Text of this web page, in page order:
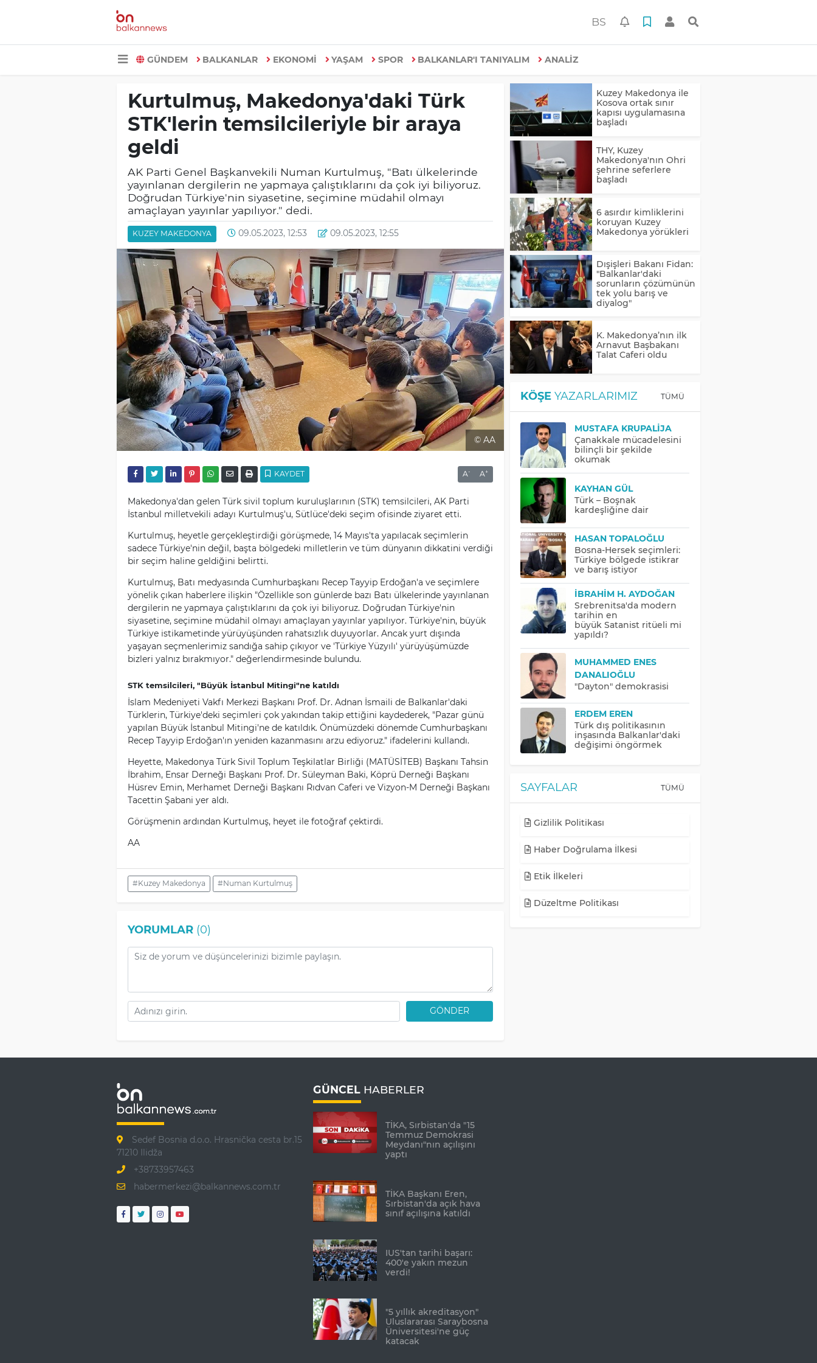
BS
GÜNDEM BALKANLAR EKONOMİ YAŞAM SPOR BALKANLAR'I TANIYALIM ANALİZ
Kurtulmuş, Makedonya'daki Türk
STK'lerin temsilcileriyle bir araya
geldi
AK Parti Genel Başkanvekili Numan Kurtulmuş, "Batı ülkelerinde
yayınlanan dergilerin ne yapmaya çalıştıklarını da çok iyi biliyoruz.
Doğrudan Türkiye'nin siyasetine, seçimine müdahil olmayı
amaçlayan yayınlar yapılıyor." dedi.
KUZEY MAKEDONYA 09.05.2023, 12:53 09.05.2023, 12:55
© AA
KAYDET A- A+
Makedonya'dan gelen Türk sivil toplum kuruluşlarının (STK) temsilcileri, AK Parti
İstanbul milletvekili adayı Kurtulmuş'u, Sütlüce'deki seçim ofisinde ziyaret etti.
Kurtulmuş, heyetle gerçekleştirdiği görüşmede, 14 Mayıs'ta yapılacak seçimlerin
sadece Türkiye'nin değil, başta bölgedeki milletlerin ve tüm dünyanın dikkatini verdiği
bir seçim haline geldiğini belirtti.
Kurtulmuş, Batı medyasında Cumhurbaşkanı Recep Tayyip Erdoğan'a ve seçimlere
yönelik çıkan haberlere ilişkin "Özellikle son günlerde bazı Batı ülkelerinde yayınlanan
dergilerin ne yapmaya çalıştıklarını da çok iyi biliyoruz. Doğrudan Türkiye'nin
siyasetine, seçimine müdahil olmayı amaçlayan yayınlar yapılıyor. Türkiye'nin, büyük
Türkiye istikametinde yürüyüşünden rahatsızlık duyuyorlar. Ancak yurt dışında
yaşayan seçmenlerimiz sandığa sahip çıkıyor ve 'Türkiye Yüzyılı' yürüyüşümüzde
bizleri yalnız bırakmıyor." değerlendirmesinde bulundu.
STK temsilcileri, "Büyük İstanbul Mitingi"ne katıldı
İslam Medeniyeti Vakfı Merkezi Başkanı Prof. Dr. Adnan İsmaili de Balkanlar'daki
Türklerin, Türkiye'deki seçimleri çok yakından takip ettiğini kaydederek, "Pazar günü
yapılan Büyük İstanbul Mitingi'ne de katıldık. Önümüzdeki dönemde Cumhurbaşkanı
Recep Tayyip Erdoğan'ın yeniden kazanmasını arzu ediyoruz." ifadelerini kullandı.
Heyette, Makedonya Türk Sivil Toplum Teşkilatlar Birliği (MATÜSİTEB) Başkanı Tahsin
İbrahim, Ensar Derneği Başkanı Prof. Dr. Süleyman Baki, Köprü Derneği Başkanı
Hüsrev Emin, Merhamet Derneği Başkanı Rıdvan Caferi ve Vizyon-M Derneği Başkanı
Tacettin Şabani yer aldı.
Görüşmenin ardından Kurtulmuş, heyet ile fotoğraf çektirdi.
AA
#Kuzey Makedonya #Numan Kurtulmuş
YORUMLAR(0)
GÖNDER
Kuzey Makedonya ile
Kosova ortak sınır
kapısı uygulamasına
başladı
THY, Kuzey
Makedonya'nın Ohri
şehrine seferlere
başladı
6 asırdır kimliklerini
koruyan Kuzey
Makedonya yörükleri
Dışişleri Bakanı Fidan:
"Balkanlar'daki
sorunların çözümünün
tek yolu barış ve
diyalog"
K. Makedonya’nın ilk
Arnavut Başbakanı
Talat Caferi oldu
KÖŞE YAZARLARIMIZ TÜMÜ
MUSTAFA KRUPALIJA
Çanakkale mücadelesini
bilinçli bir şekilde
okumak
KAYHAN GÜL
Türk – Boşnak
kardeşliğine dair
HASAN TOPALOĞLU
Bosna-Hersek seçimleri:
Türkiye bölgede istikrar
ve barış istiyor
İBRAHIM H. AYDOĞAN
Srebrenitsa'da modern
tarihin en
büyük Satanist ritüeli mi
yapıldı?
MUHAMMED ENES
DANALIOĞLU
"Dayton" demokrasisi
ERDEM EREN
Türk dış politikasının
inşasında Balkanlar'daki
değişimi öngörmek
SAYFALAR TÜMÜ
Gizlilik Politikası
Haber Doğrulama İlkesi
Etik İlkeleri
Düzeltme Politikası
Sedef Bosnia d.o.o. Hrasnička cesta br.15
71210 Ilidža
+38733957463
habermerkezi@balkannews.com.tr
GÜNCEL HABERLER
TİKA, Sırbistan'da "15
Temmuz Demokrasi
Meydanı"nın açılışını
yaptı
TİKA Başkanı Eren,
Sırbistan'da açık hava
sınıf açılışına katıldı
IUS'tan tarihi başarı:
400'e yakın mezun
verdi!
"5 yıllık akreditasyon"
Uluslararası Saraybosna
Üniversitesi'ne güç
katacak